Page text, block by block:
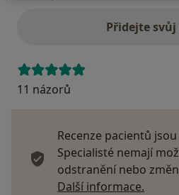
Přidejte
11 názorů
Recenze pacientů
Specialisté nemají
odstranění nebo
Další informace.